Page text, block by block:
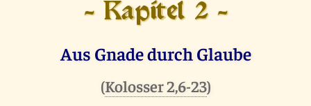
- Kapitel 2 -
Aus Gnade durch Glaube
(Kolosser 2,6-23)